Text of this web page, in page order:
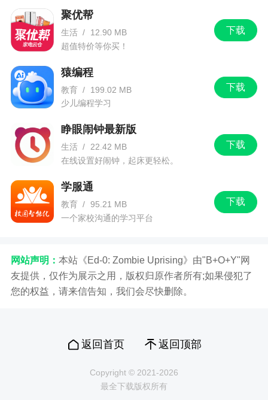
下载
聚优帮
生活 /
12.90 MB
超值特价等你买！
下载
猿编程
教育 /
199.02 MB
少儿编程学习
下载
睁眼闹钟最新版
生活 / 22.42 MB
在线设置好闹钟，起床更轻松。
下载
学服通
教育 / 95.21 MB
一个家校沟通的学习平台
网站声明： 本站《Ed-0: Zombie Uprising》由"B+O+Y"网
友提供，仅作为展示之用，版权归原作者所有;如果侵犯了
您的权益，请来信告知，我们会尽快删除。
返回首页 返回顶部
Copyright © 2021-2026
最全下载版权所有